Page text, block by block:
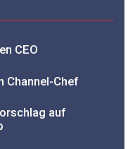
CEO
Channel-Chef
auf